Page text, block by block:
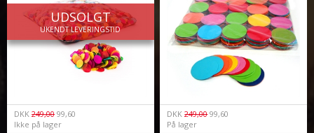
UDSOLGT
UKENDT LEVERINGSTID
DKK 249,00 99,60
Ikke på lager
DKK 249,00 99,60
På lager